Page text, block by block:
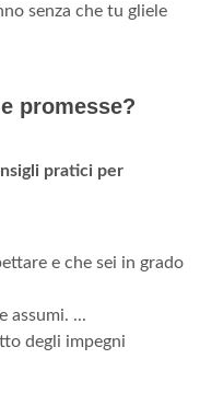
senza che tu gliele
promesse?
pratici per
e che sei in grado
assumi. ...
degli impegni